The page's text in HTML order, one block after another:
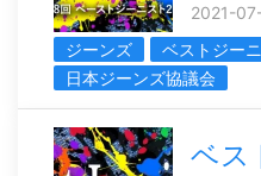
2021-
ジーンズ
ベストジー
日本ジーンズ協議会
ベス